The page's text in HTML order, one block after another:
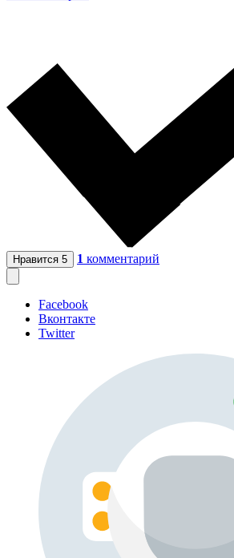
Нравится 5 1 комментарий
Facebook
Вконтакте
Twitter